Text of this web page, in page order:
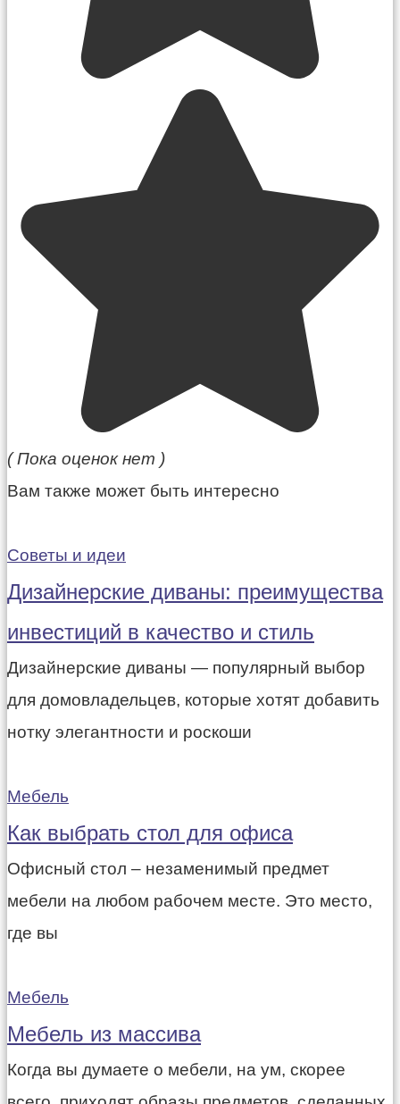
( Пока оценок нет )
Вам также может быть интересно
Советы и идеи
Дизайнерские диваны: преимущества
инвестиций в качество и стиль
Дизайнерские диваны — популярный выбор
для домовладельцев, которые хотят добавить
нотку элегантности и роскоши
Мебель
Как выбрать стол для офиса
Офисный стол – незаменимый предмет
мебели на любом рабочем месте. Это место,
где вы
Мебель
Мебель из массива
Когда вы думаете о мебели, на ум, скорее